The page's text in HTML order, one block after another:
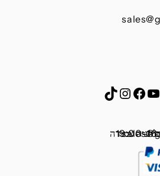
YouTube
Facebook
Instagram
TikTok
צמודה